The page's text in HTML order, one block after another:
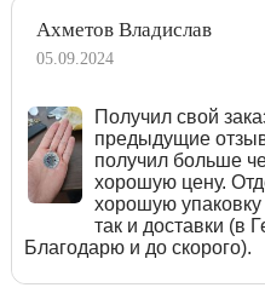
Ахметов Владислав
05.09.2024
Получил свой
предыдущие
получил больше
хорошую цену.
хорошую упаковку
так и доставки (в
Благодарю и до скорого).